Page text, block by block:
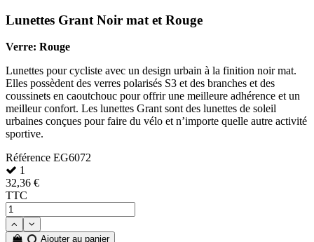
Lunettes Grant Noir mat et Rouge
Verre: Rouge
Lunettes pour cycliste avec un design urbain à la finition noir mat.
Elles possèdent des verres polarisés S3 et des branches et des
coussinets en caoutchouc pour offrir une meilleure adhérence et un
meilleur confort. Les lunettes Grant sont des lunettes de soleil
urbaines conçues pour faire du vélo et n’importe quelle autre activité
sportive.
Référence EG6072
1
32,36 €
TTC
Ajouter au panier